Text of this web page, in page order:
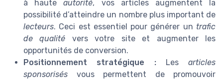
à hauteautorité, vos articles augmentent la
possibilité d’atteindre un nombre plus important de
lecteurs. Ceci est essentiel pour générer un trafic
de qualité vers votre site et augmenter les
opportunités de conversion.
Positionnement stratégique :Les articles
sponsorisés vous permettent de promouvoir